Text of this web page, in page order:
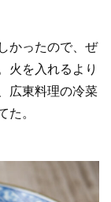
かったので、ぜ
火を入れるより
広東料理の冷菜
た。